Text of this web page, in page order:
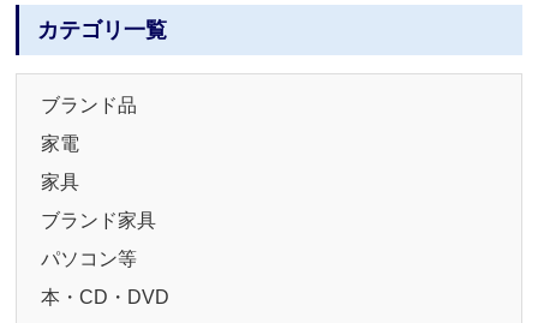
カテゴリ一覧
ブランド品
家電
家具
ブランド家具
パソコン等
本・CD・DVD